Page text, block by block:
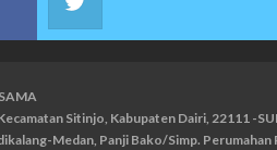
Sitinjo, Kabupaten Dairi, 22111 -
Medan, Panji Bako/Simp. Perumahan